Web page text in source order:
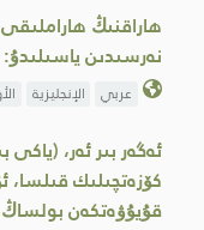
ھاراقنىڭ
نەرسىدىن ياسىلىدۇ:
عربي الإنجليزية
ئەگەر بىر ئەر،
كۆزەتچىلىك قىلسا،
قۇيۇۋەتكەن